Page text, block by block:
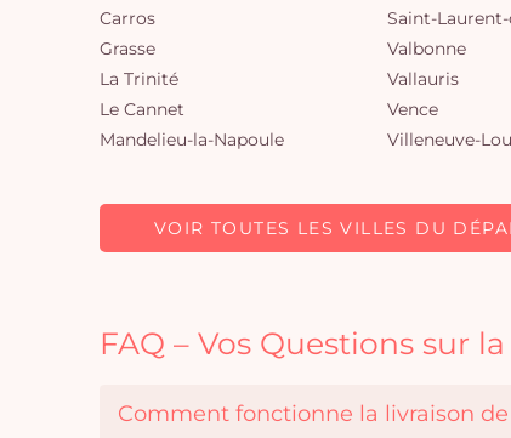
Carros
Grasse
La Trinité
Le Cannet
Mandelieu-la-Napoule
Saint-
Valbonne
Vallauris
Vence
Villeneuve-
VOIR TOUTES LES VILLES DU
FAQ – Vos Questions sur
Comment fonctionne la livraison